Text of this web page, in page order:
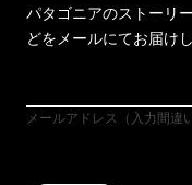
パタゴニアのストーリ
どをメールにてお届けし
メールアドレス（入力間違